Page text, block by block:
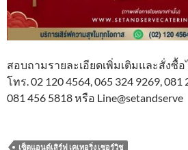
สอบถามรายละเอียดเพิ่มเติมและสั่งซื้อ
โทร. 02 120 4564, 065 324 9269, 081
081 456 5818 หรือ Line@setandserve
เซ็ตแอนด์เสิร์ฟ เคเทอริ่ง เซอร์วิช